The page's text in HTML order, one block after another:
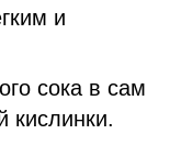
и
сока в сам
кислинки.